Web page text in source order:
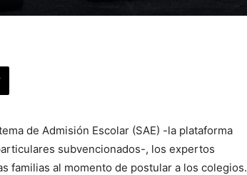
de Admisión Escolar (SAE) -la plataforma
subvencionados-, los expertos
familias al momento de postular a los colegios.